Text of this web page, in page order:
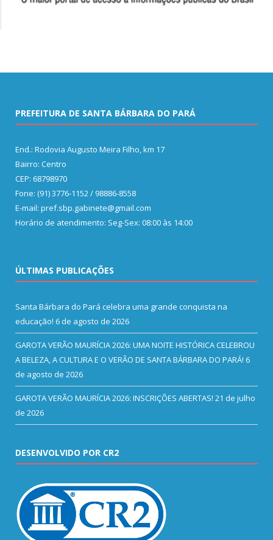
PREFEITURA DE SANTA BÁRBARA DO PARÁ
End.: Rodovia Augusto Meira Filho, km 17
Bairro: Centro
CEP: 68798970
Fone: (91) 3776-1152 / 98886-8558
E-mail: pref.sbp.gabinete@gmail.com
Horário de atendimento: Seg-Sex: 08:00 às 14:00
ÚLTIMAS PUBLICAÇÕES
Santa Bárbara do Pará celebra uma grande conquista na
educação! 6 de agosto de 2026
GAROTA VERÃO MAURÍCIA 2026: UMA NOITE HISTÓRICA CELEBROU
A BELEZA, A CULTURA E O VERÃO DE SANTA BÁRBARA DO PARÁ! 6
de agosto de 2026
GAROTA VERÃO MAURÍCIA 2026: INSCRIÇÕES ABERTAS! 21 de julho
de 2026
DESENVOLVIDO POR CR2